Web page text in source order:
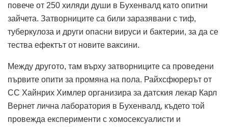
повече от 250 хиляди души в Бухенвалд като опитни
зайчета. Затворниците са били заразявани с тиф,
туберкулоза и други опасни вируси и бактерии, за да се
тества ефектът от новите ваксини.
Между другото, там върху затворниците са проведени
първите опити за промяна на пола. Райхсфюрерът от
СС Хайнрих Химлер организира за датския лекар Карл
Вернет лична лаборатория в Бухенвалд, където той
провежда експерименти с хомосексуалисти и